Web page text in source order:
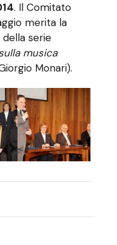
. Il Comitato
merita la
serie
musica
Monari).